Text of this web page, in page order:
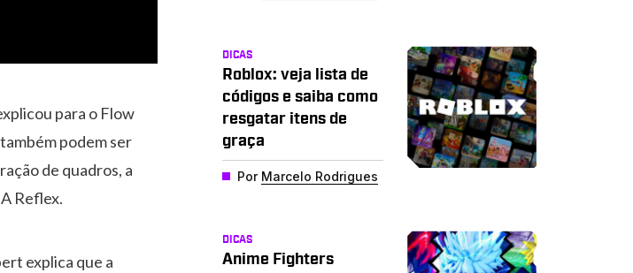
para o Flow
podem ser
de quadros, a
Reflex.
explica que a
DICAS
Roblox: veja lista de
códigos e saiba como
resgatar itens de
graça
Por Marcelo Rodrigues
DICAS
Anime Fighters